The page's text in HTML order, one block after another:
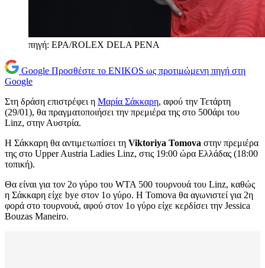
πηγή: EPA/ROLEX DELA PENA
Google Προσθέστε το ENIKOS ως προτιμώμενη πηγή στη
Google
Στη δράση επιστρέφει η Μαρία Σάκκαρη, αφού την Τετάρτη
(29/01), θα πραγματοποιήσει την πρεμιέρα της στο 500άρι του
Linz, στην Αυστρία.
Η Σάκκαρη θα αντιμετωπίσει τη Viktoriya Tomova στην πρεμιέρα
της στο Upper Austria Ladies Linz, στις 19:00 ώρα Ελλάδας (18:00
τοπική).
Θα είναι για τον 2ο γύρο του WTA 500 τουρνουά του Linz, καθώς
η Σάκκαρη είχε bye στον 1ο γύρο. Η Tomova θα αγωνιστεί για 2η
φορά στο τουρνουά, αφού στον 1ο γύρο είχε κερδίσει την Jessica
Bouzas Maneiro.